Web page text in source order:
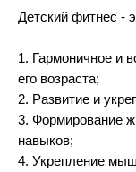
Детский фитнес -
1. Гармоничное и
его возраста;
2. Развитие и
3. Формирование
навыков;
4. Укрепление